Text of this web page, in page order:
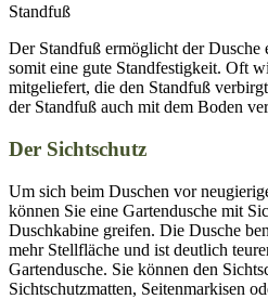
Standfuß
Der Standfuß ermöglicht der Dusche
somit eine gute Standfestigkeit. Oft
mitgeliefert, die den Standfuß
der Standfuß auch mit dem Boden
Der Sichtschutz
Um sich beim Duschen vor
können Sie eine Gartendusche mit
Duschkabine greifen. Die Dusche
mehr Stellfläche und ist deutlich
Gartendusche. Sie können den
Sichtschutzmatten, Seitenmarkisen